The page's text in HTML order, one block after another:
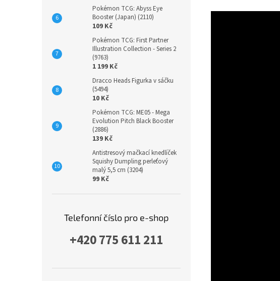
Pokémon TCG: Abyss Eye
Booster (Japan) (2110)
109 Kč
Pokémon TCG: First Partner
Illustration Collection - Series 2
(9763)
1 199 Kč
Dracco Heads Figurka v sáčku
(5494)
10 Kč
Pokémon TCG: ME05 - Mega
Evolution Pitch Black Booster
(2886)
139 Kč
Antistresový mačkací knedlíček
Squishy Dumpling perleťový
malý 5,5 cm (3204)
99 Kč
Telefonní číslo pro e-shop
+420 775 611 211